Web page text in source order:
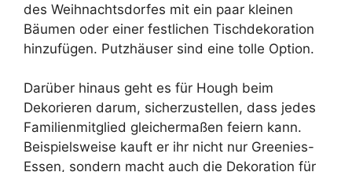
des Weihnachtsdorfes mit ein paar kleinen
Bäumen oder einer festlichen Tischdekoration
hinzufügen. Putzhäuser sind eine tolle Option.
Darüber hinaus geht es für Hough beim
Dekorieren darum, sicherzustellen, dass jedes
Familienmitglied gleichermaßen feiern kann.
Beispielsweise kauft er ihr nicht nur Greenies-
Essen, sondern macht auch die Dekoration für